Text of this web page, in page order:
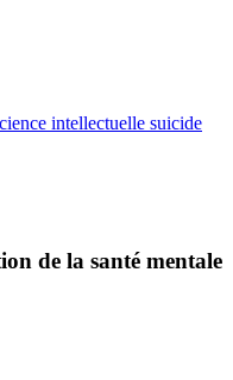
de la santé mentale